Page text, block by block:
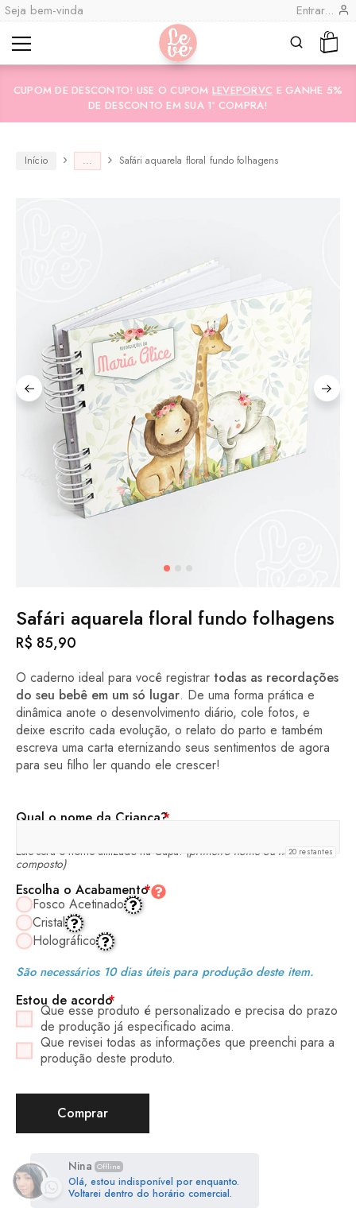
Seja bem-vinda Entrar...
Leve
você"
Lembranças
Variedades
Encadernadas
CUPOM DE DESCONTO! USE O CUPOM LEVEPORVC E GANHE 5%
DE DESCONTO EM SUA 1ª COMPRA!
Início ... Safári aquarela floral fundo folhagens
Safári aquarela floral fundo folhagens
R$ 85,90
O caderno ideal para você registrar todas as recordações
do seu bebê em um só lugar. De uma forma prática e
dinâmica anote o desenvolvimento diário, cole fotos, e
deixe escrito cada evolução, o relato do parto e também
escreva uma carta eternizando seus sentimentos de agora
para seu filho ler quando ele crescer!
*
Qual o nome da Criança?
Este será o nome utilizado na Capa! (primeiro nome ou nome
composto)
20 restantes
*
Escolha o Acabamento
Fosco Acetinado
Cristal
Holográfico
São necessários 10 dias úteis para produção deste item.
*
Estou de acordo
Que esse produto é personalizado e precisa do prazo
de produção já especificado acima.
Que revisei todas as informações que preenchi para a
produção deste produto.
Comprar
Nina Offline
Olá, estou indisponível por enquanto.
Voltarei dentro do horário comercial.